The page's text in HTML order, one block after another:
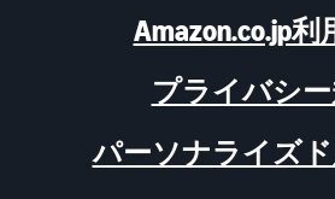
Amazon.co.jp利
プライバシ
パーソナライズ